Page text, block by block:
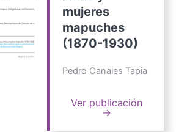
mujeres
mapuches
(1870-1930)
Pedro Canales Tapia
Ver publicación
→